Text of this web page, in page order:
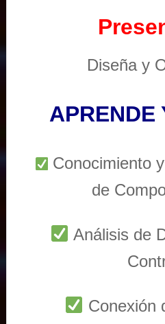
Diseña y
APRENDE
Conocimiento
de
Análisis de
Conexión